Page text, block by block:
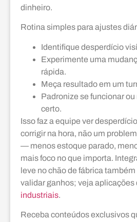
dinheiro.
Rotina simples para ajustes
Identifique desperdício
Experimente uma
rápida.
Meça resultado em um
Padronize se funcionar ou
certo.
Isso faz a equipe ver
corrigir na hora, não um
— menos estoque parado,
mais foco no que importa.
leve no chão de fábrica
validar ganhos; veja aplicações
industriais.
Receba conteúdos exclusivos